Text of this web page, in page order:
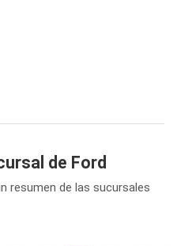
de Ford
resumen de las sucursales